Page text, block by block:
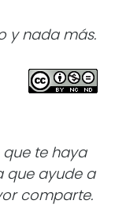
y nada más.
te haya
que ayude a
comparte.